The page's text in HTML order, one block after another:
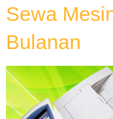
Sewa
Bulanan